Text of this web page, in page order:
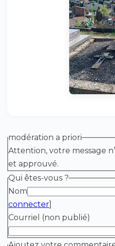
modération a priori
Attention, votre message
et approuvé.
Qui êtes-vous ?
Nom
connecter
Courriel (non publié)